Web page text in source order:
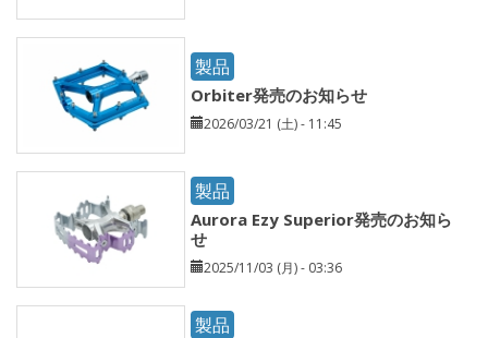
製品
Orbiter発売のお知らせ
2026/03/21 (土) - 11:45
製品
Aurora Ezy Superior発売のお知ら
せ
2025/11/03 (月) - 03:36
製品